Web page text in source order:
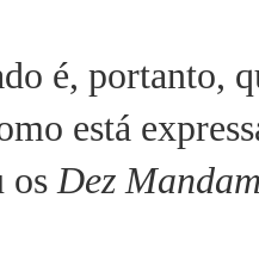
é, portanto,
está
os Dez